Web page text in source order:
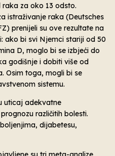
za oko 13 odsto.
istraživanje raka (Deutsches
prenijeli su ove rezultate na
ako bi svi Njemci stariji od 50
D, moglo bi se izbjeći do
godišnje i dobiti više od
Osim toga, mogli bi se
sistemu.
uticaj adekvatne
različitih bolesti.
dijabetesu,